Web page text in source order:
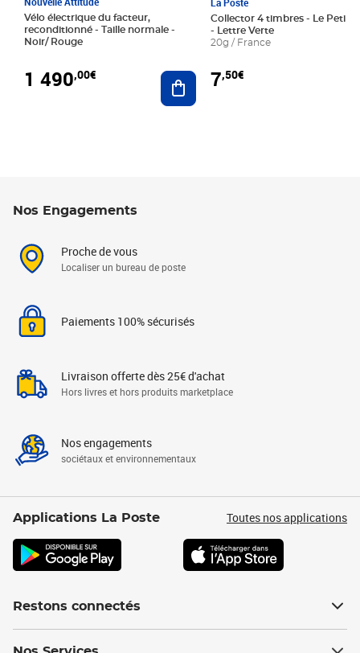
Vélo électrique du facteur,
reconditionné - Taille normale -
Noir/ Rouge
1 490,00€ Ajouter au panier
Collector 4 timbres - Le Petit
- Lettre Verte
20g / France
7,50€
Nos Engagements
Proche de vous
Localiser un bureau de poste
Paiements 100% sécurisés
Livraison offerte dès 25€ d'achat
Hors livres et hors produits marketplace
Nos engagements
sociétaux et environnementaux
Applications La Poste Toutes nos applications
Restons connectés